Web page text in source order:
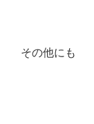
その他にも